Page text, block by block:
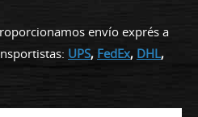
envío exprés a
UPS, FedEx, DHL,